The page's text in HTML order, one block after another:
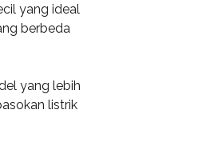
yang ideal
berbeda
yang lebih
listrik